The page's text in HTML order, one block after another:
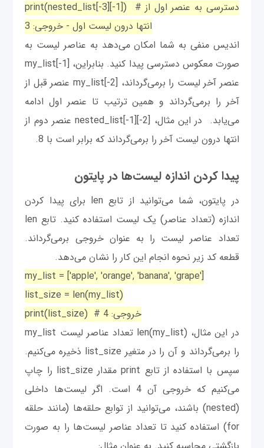
print(nested_list[-3][-1]) # دسترسی به عنصر اول از
انتها درون لیست اول - خروجی: 3
اندیس منفی به شما امکان می‌دهد به عناصر لیست به
صورت معکوس دسترسی پیدا کنید. بنابراین، my_list[-1]
عنصر آخر لیست را برمی‌گرداند، my_list[-2] عنصر قبل از
آخر را برمی‌گرداند و همین ترتیب تا عنصر اول ادامه
می‌یابد. در این مثال، nested_list[-1][-2] عنصر دوم از
انتها درون لیست آخر را برمی‌گرداند که برابر است با 8.
پیدا کردن اندازه لیست‌ها در پایتون
در پایتون، شما می‌توانید از تابع len برای پیدا کردن
اندازه (تعداد عناصر) یک لیست استفاده کنید. تابع len
تعداد عناصر لیست را به عنوان خروجی برمی‌گرداند.
قطعه کد زیر نحوه انجام این کار را نشان می‌دهد.
my_list = ['apple', 'orange', 'banana', 'grape']
list_size = len(my_list)
print(list_size) # خروجی: 4
در این مثال، len(my_list) تعداد عناصر لیست my_list
را برمی‌گرداند و آن را در متغیر list_size ذخیره می‌کنیم.
سپس با استفاده از تابع print مقدار list_size را چاپ
می‌کنیم که خروجی آن 4 است. اگر لیست‌ها داخلی
(nested) باشند، می‌توانید از توابع حلقه‌ها (مانند حلقه
for) استفاده کنید تا تعداد عناصر لیست‌ها را به صورت